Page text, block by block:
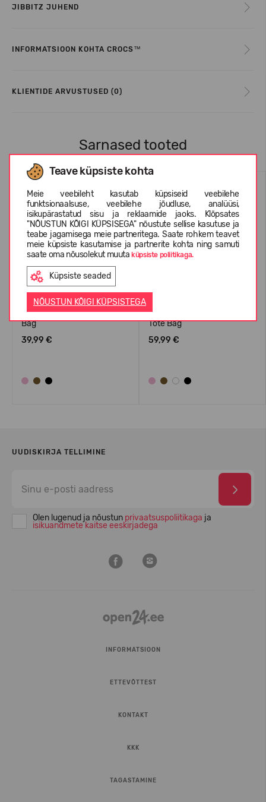
Teave küpsiste kohta
Meie veebileht kasutab küpsiseid veebilehe
funktsionaalsuse, veebilehe jõudluse, analüüsi,
isikupärastatud sisu ja reklaamide jaoks. Klõpsates
"NÕUSTUN KÕIGI KÜPSISEGA" nõustute sellise kasutuse ja
teabe jagamisega meie partneritega. Saate rohkem teavet
meie küpsiste kasutamise ja partnerite kohta ning samuti
saate oma nõusolekut muutaküpsiste poliitikaga.
Küpsiste seaded
NÕUSTUN KÕIGI KÜPSISTEGA
JIBBITZ JUHEND
INFORMATSIOON KOHTA CROCS™
KLIENTIDE ARVUSTUSED (0)
Sarnased tooted
Crocs™ Classic Small Tote
Bag
39,99 €
Crocs™ Classic Medium
Tote Bag
59,99 €
UUDISKIRJA TELLIMINE
Olen lugenud ja nõustun privaatsuspoliitikaga ja
isikuandmete kaitse eeskirjadega
INFORMATSIOON
ETTEVÕTTEST
KONTAKT
KKK
TAGASTAMINE